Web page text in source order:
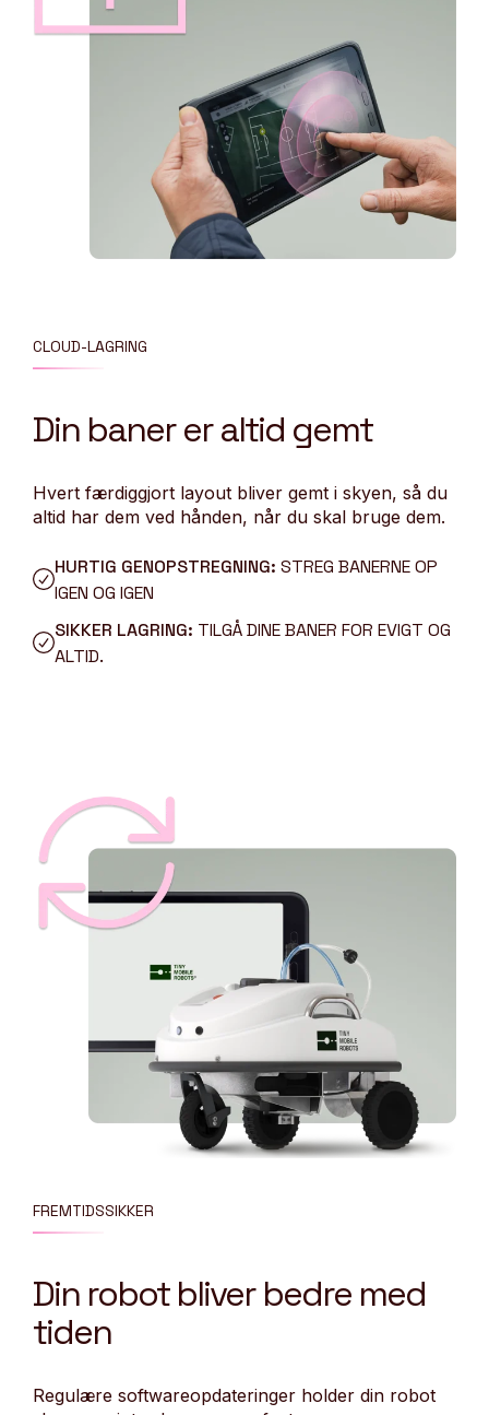
CLOUD-LAGRING
Din baner er altid gemt
Hvert færdiggjort layout bliver gemt i skyen, så du
altid har dem ved hånden, når du skal bruge dem.
HURTIG GENOPSTREGNING: STREG BANERNE OP
IGEN OG IGEN
SIKKER LAGRING: TILGÅ DINE BANER FOR EVIGT OG
ALTID.
FREMTIDSSIKKER
Din robot bliver bedre med
tiden
Regulære softwareopdateringer holder din robot